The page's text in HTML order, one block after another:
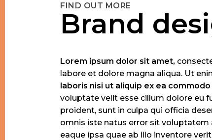
FIND OUT MORE
Brand
Lorem ipsum dolor sit amet,
labore et dolore magna aliqua. Ut
laboris nisi ut aliquip ex ea commodo
voluptate velit esse cillum dolore eu
proident, sunt in culpa qui officia
omnis iste natus error sit
eaque ipsa quae ab illo inventore